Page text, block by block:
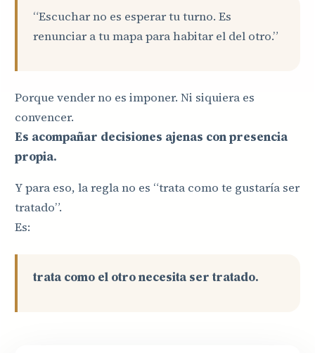
“Escuchar no es esperar tu turno. Es
renunciar a tu mapa para habitar el del otro.”
Porque vender no es imponer. Ni siquiera es
convencer.
Es acompañar decisiones ajenas con presencia
propia.
Y para eso, la regla no es “trata como te gustaría ser
tratado”.
Es:
trata como el otro necesita ser tratado.